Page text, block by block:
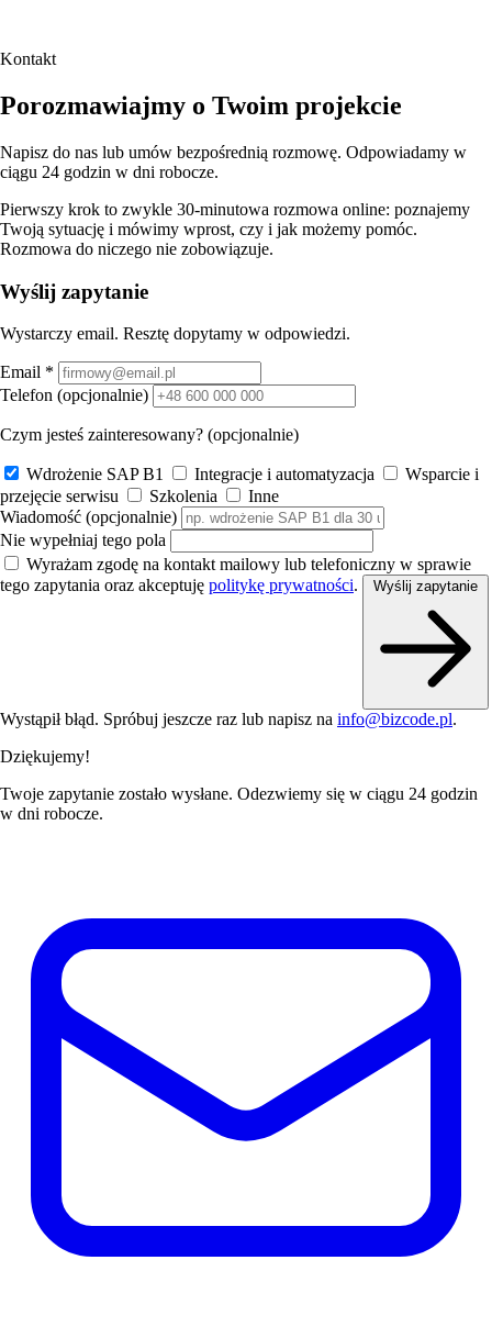
Kontakt
Porozmawiajmy o Twoim projekcie
Napisz do nas lub umów bezpośrednią rozmowę. Odpowiadamy w
ciągu 24 godzin w dni robocze.
Pierwszy krok to zwykle 30-minutowa rozmowa online: poznajemy
Twoją sytuację i mówimy wprost, czy i jak możemy pomóc.
Rozmowa do niczego nie zobowiązuje.
Wyślij zapytanie
Wystarczy email. Resztę dopytamy w odpowiedzi.
Email *
Telefon (opcjonalnie)
Czym jesteś zainteresowany? (opcjonalnie)
Wdrożenie SAP B1 Integracje i automatyzacja
Wsparcie i
przejęcie serwisu
Szkolenia
Inne
Wiadomość (opcjonalnie)
Nie wypełniaj tego pola
Wyrażam zgodę na kontakt mailowy lub telefoniczny w sprawie
tego zapytania oraz akceptuję politykę prywatności. Wyślij zapytanie
Wystąpił błąd. Spróbuj jeszcze raz lub napisz na info@bizcode.pl.
Dziękujemy!
Twoje zapytanie zostało wysłane. Odezwiemy się w ciągu 24 godzin
w dni robocze.